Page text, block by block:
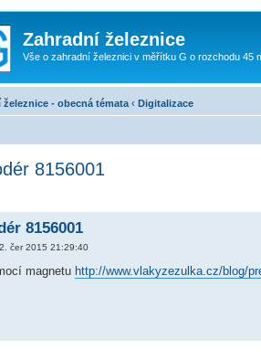
Zahradní železnice
Vše o zahradní železnici v měřítku G o rozchodu 45
železnice - obecná témata ‹ Digitalizace
8156001
8156001
čer 2015 21:29:40
magnetu http://www.vlakyzezulka.cz/blog/